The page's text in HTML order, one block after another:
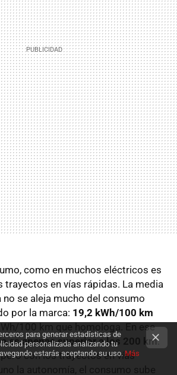
como en muchos eléctricos es
trayectos en vías rápidas. La media
no se aleja mucho del consumo
por la marca: 19,2 kWh/100 km
100 km que homologa. En ese
es apenas superior a los 200 km.
con los trayectos en vías
la autonomía, el consumo sube
para generar estadísticas de
personalizada analizando tu
estarás aceptando su uso. Más